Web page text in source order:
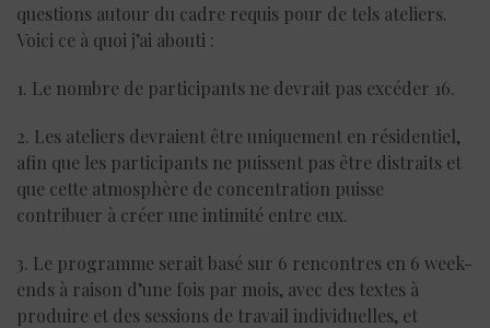
questions autour du cadre requis pour de tels ateliers.
Voici ce à quoi j’ai abouti :
1. Le nombre de participants ne devrait pas excéder 16.
2. Les ateliers devraient être uniquement en résidentiel,
afin que les participants ne puissent pas être distraits et
que cette atmosphère de concentration puisse
contribuer à créer une intimité entre eux.
3. Le programme serait basé sur 6 rencontres en 6 week-
ends à raison d’une fois par mois, avec des textes à
produire et des sessions de travail individuelles, et